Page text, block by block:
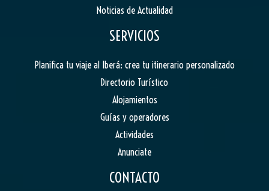
Noticias de Actualidad
SERVICIOS
Planifica tu viaje al Iberá: crea tu itinerario personalizado
Directorio Turístico
Alojamientos
Guías y operadores
Actividades
Anunciate
CONTACTO